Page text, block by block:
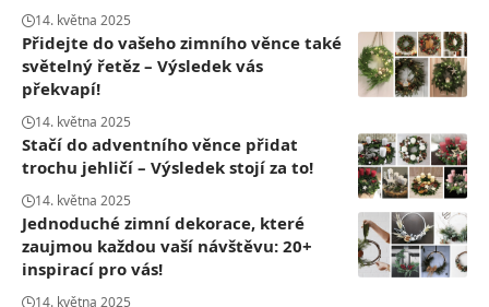
14. května 2025
Přidejte do vašeho zimního věnce také
světelný řetěz – Výsledek vás
překvapí!
14. května 2025
Stačí do adventního věnce přidat
trochu jehličí – Výsledek stojí za to!
14. května 2025
Jednoduché zimní dekorace, které
zaujmou každou vaší návštěvu: 20+
inspirací pro vás!
14. května 2025